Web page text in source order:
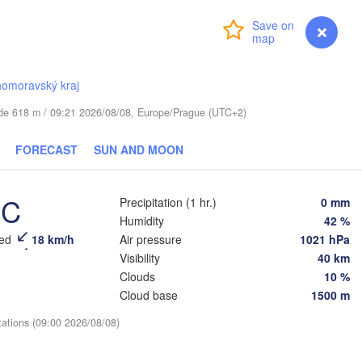
myVentusky Forecast
kraj
618 m / 09:21 2026/08/08, Europe/Prague (UTC+2)
FORECAST SUN AND MOON
18 km/h
Precipitation (1 hr.)
0 mm
Humidity
42 %
Air pressure
1021 hPa
Visibility
40 km
Clouds
10 %
Cloud base
1500 m
(09:00 2026/08/08)
Гомель
(Homieĺ)
Чернігів
(Chernihiv)
Мазыр
(Salihorsk)
Курск
(Kursk)
(Oryol)